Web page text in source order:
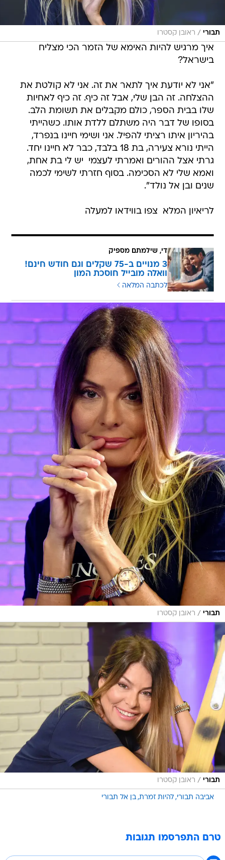
תבורי / ראובן קסטרו
איך מרגיש להיות האימא של הזמר הכי מצליח
בישראל?
"אני לא יודעת איך לתאר את זה. אני לא קולטת את
ההצלחה. זה הבן שלי, אבל זה כיף. זה כיף לאחיות
שלו בבית הספר, כולם מקבלים את תשומת הלב.
בסופו של דבר היה משתלם ללדת אותו. כשהייתי
בהיריון איתו רציתי להפיל. אני ושימי חיינו בנפרד,
הייתי נורא צעירה, בת 18 בלבד, כבר לא חיינו יחד.
גרתי אצל ההורים ואמרתי לעצמי  יש לי בת אחת,
ואמא שלי לא הסכימה. בסוף חזרתי לשימי לכמה
שנים ובן אל נולד".
לריאיון המלא  צפו בווידאו למעלה
די, שילמתם מספיק
3 מנויים ב-75 שקלים וגם חודש חינם!
וואלה מובייל חוסכת המון
לכתבה המלאה
תבורי / ראובן קסטרו
תבורי / ראובן קסטרו
אביבה תבורי להיות זמרת בן אל תבורי
טרם התפרסמו תגובות